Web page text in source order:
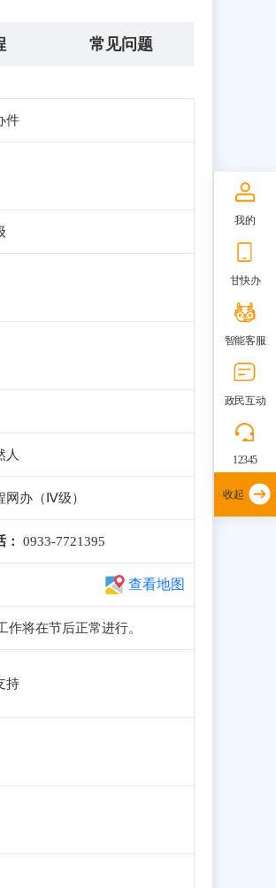
常见问题
件
人
网办（Ⅳ级）
： 0933-7721395
查看地图
将在节后正常进行。
持
我的
甘快办
智能客服
政民互动
12345
收起